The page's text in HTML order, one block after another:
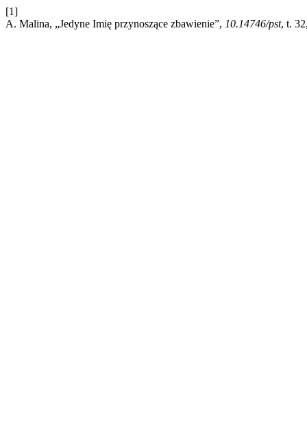
[1]
A. Malina, „Jedyne Imię przynoszące zbawienie”, 10.14746/pst, t.